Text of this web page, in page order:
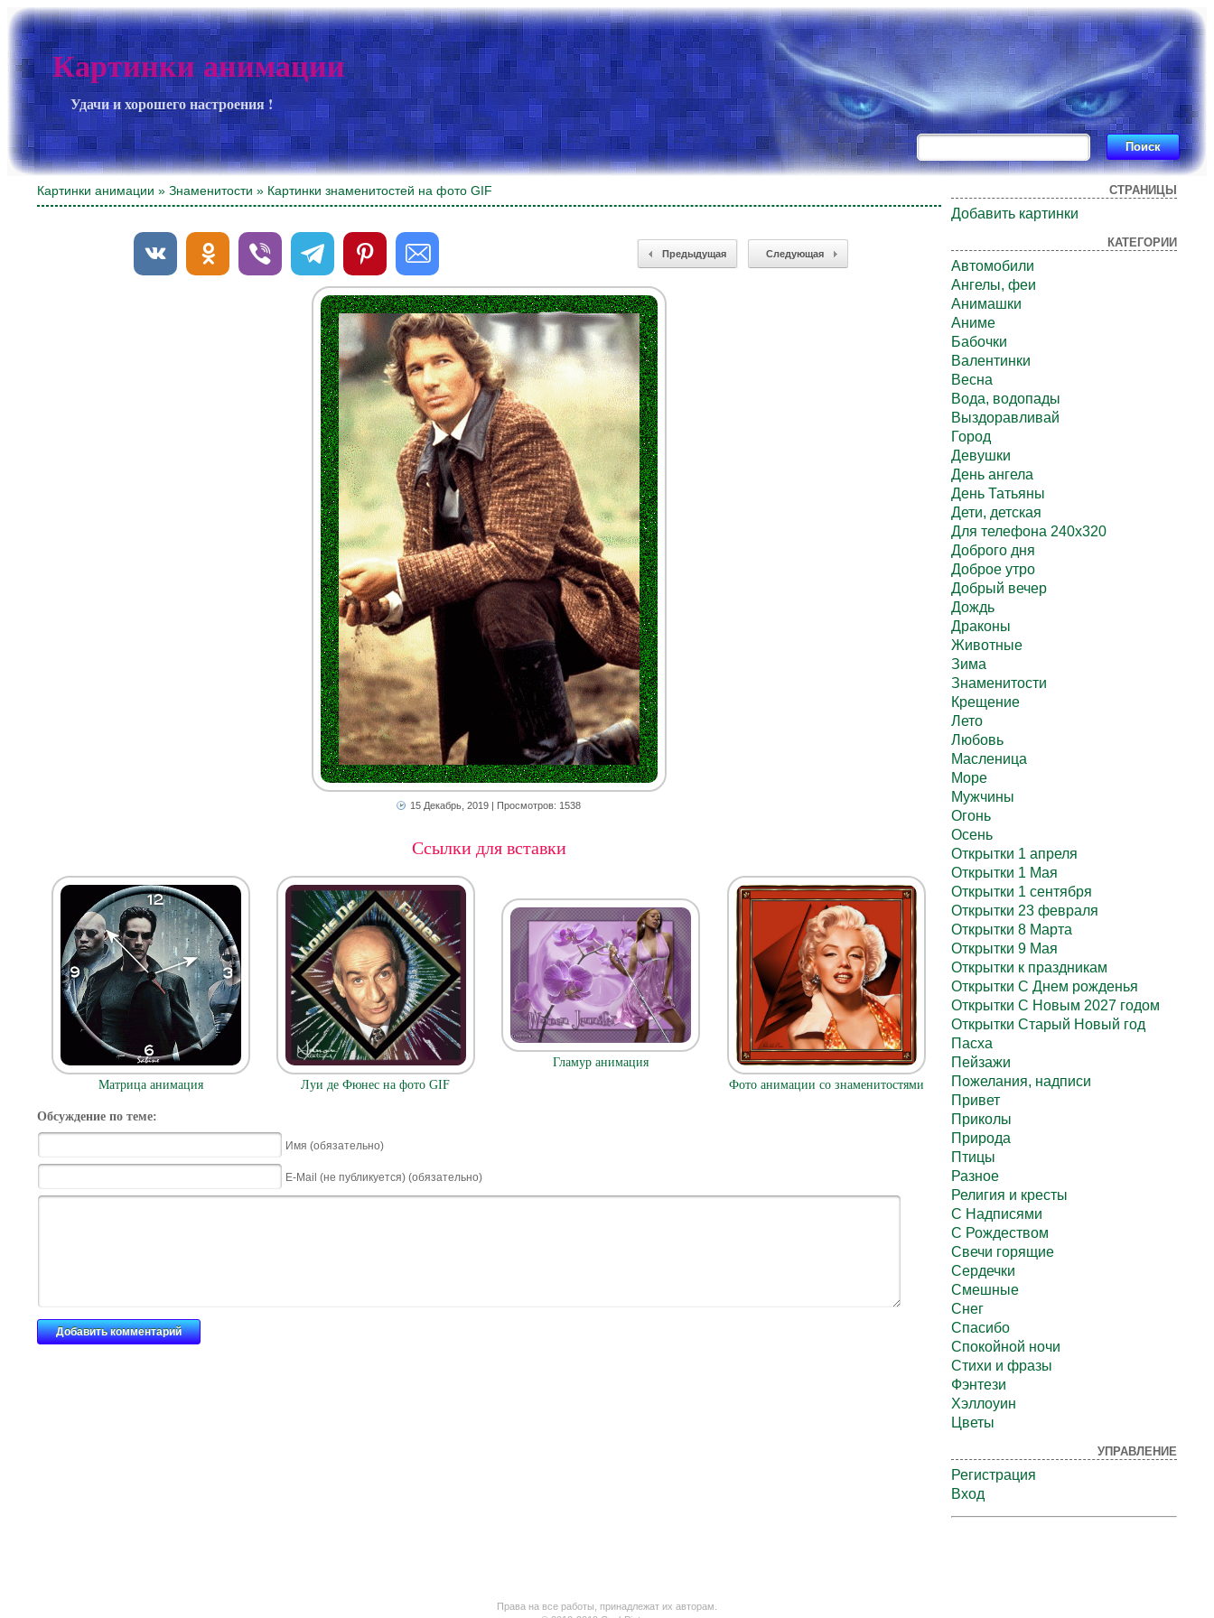
Картинки анимации
Удачи и хорошего настроения !
Картинки анимации »Знаменитости » Картинки знаменитостей на фото GIF
Предыдущая Следующая
15 Декабрь, 2019 | Просмотров: 1538
Ссылки для вставки
Матрица анимация Луи де Фюнес на фото GIF
Гламур анимация
Фото анимации со знаменитостями
Обсуждение по теме:
Имя (обязательно)
E-Mail (не публикуется) (обязательно)
СТРАНИЦЫ
Добавить картинки
КАТЕГОРИИ
Автомобили
Ангелы, феи
Анимашки
Аниме
Бабочки
Валентинки
Весна
Вода, водопады
Выздоравливай
Город
Девушки
День ангела
День Татьяны
Дети, детская
Для телефона 240х320
Доброго дня
Доброе утро
Добрый вечер
Дождь
Драконы
Животные
Зима
Знаменитости
Крещение
Лето
Любовь
Масленица
Море
Мужчины
Огонь
Осень
Открытки 1 апреля
Открытки 1 Мая
Открытки 1 сентября
Открытки 23 февраля
Открытки 8 Марта
Открытки 9 Мая
Открытки к праздникам
Открытки С Днем рожденья
Открытки С Новым 2027 годом
Открытки Старый Новый год
Пасха
Пейзажи
Пожелания, надписи
Привет
Приколы
Природа
Птицы
Разное
Религия и кресты
С Надписями
С Рождеством
Свечи горящие
Сердечки
Смешные
Снег
Спасибо
Спокойной ночи
Стихи и фразы
Фэнтези
Хэллоуин
Цветы
УПРАВЛЕНИЕ
Регистрация
Вход
Права на все работы, принадлежат их авторам.